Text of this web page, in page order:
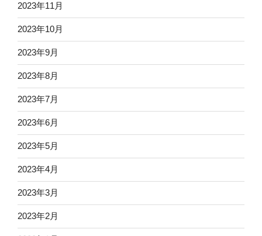
2023年11月
2023年10月
2023年9月
2023年8月
2023年7月
2023年6月
2023年5月
2023年4月
2023年3月
2023年2月